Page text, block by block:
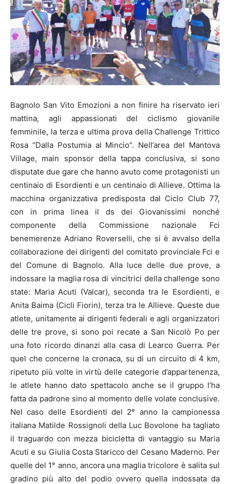
Bagnolo San Vito Emozioni a non finire ha riservato ieri
mattina, agli appassionati del ciclismo giovanile
femminile, la terza e ultima prova della Challenge Trittico
Rosa “Dalla Postumia al Mincio”. Nell’area del Mantova
Village, main sponsor della tappa conclusiva, si sono
disputate due gare che hanno avuto come protagonisti un
centinaio di Esordienti e un centinaio di Allieve. Ottima la
macchina organizzativa predisposta dal Ciclo Club 77,
con in prima linea il ds dei Giovanissimi nonché
componente della Commissione nazionale Fci
benemerenze Adriano Roverselli, che si è avvalso della
collaborazione dei dirigenti del comitato provinciale Fci e
del Comune di Bagnolo. Alla luce delle due prove, a
indossare la maglia rosa di vincitrici della challenge sono
state: Maria Acuti (Valcar), seconda tra le Esordienti, e
Anita Baima (Cicli Fiorin), terza tra le Allieve. Queste due
atlete, unitamente ai dirigenti federali e agli organizzatori
delle tre prove, si sono poi recate a San Nicolò Po per
una foto ricordo dinanzi alla casa di Learco Guerra. Per
quel che concerne la cronaca, su di un circuito di 4 km,
ripetuto più volte in virtù delle categorie d’appartenenza,
le atlete hanno dato spettacolo anche se il gruppo l’ha
fatta da padrone sino al momento delle volate conclusive.
Nel caso delle Esordienti del 2° anno la campionessa
italiana Matilde Rossignoli della Luc Bovolone ha tagliato
il traguardo con mezza bicicletta di vantaggio su Maria
Acuti e su Giulia Costa Staricco del Cesano Maderno. Per
quelle del 1° anno, ancora una maglia tricolore è salita sul
gradino più alto del podio ovvero quella indossata da